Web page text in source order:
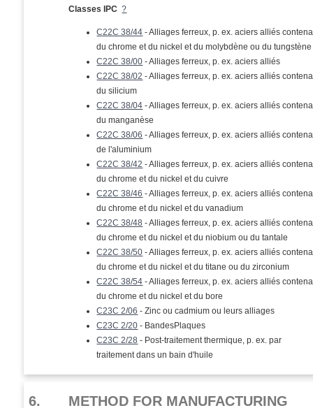
Classes IPC ?
C22C 38/44 - Alliages ferreux, p. ex. aciers alliés
du chrome et du nickel et du molybdène ou du tungstène
C22C 38/00 - Alliages ferreux, p. ex. aciers alliés
C22C 38/02 - Alliages ferreux, p. ex. aciers alliés
du silicium
C22C 38/04 - Alliages ferreux, p. ex. aciers alliés
du manganèse
C22C 38/06 - Alliages ferreux, p. ex. aciers alliés
de l'aluminium
C22C 38/42 - Alliages ferreux, p. ex. aciers alliés
du chrome et du nickel et du cuivre
C22C 38/46 - Alliages ferreux, p. ex. aciers alliés
du chrome et du nickel et du vanadium
C22C 38/48 - Alliages ferreux, p. ex. aciers alliés
du chrome et du nickel et du niobium ou du tantale
C22C 38/50 - Alliages ferreux, p. ex. aciers alliés
du chrome et du nickel et du titane ou du zirconium
C22C 38/54 - Alliages ferreux, p. ex. aciers alliés
du chrome et du nickel et du bore
C23C 2/06 - Zinc ou cadmium ou leurs alliages
C23C 2/20 - BandesPlaques
C23C 2/28 - Post-traitement thermique, p. ex. par
traitement dans un bain d'huile
6.
METHOD FOR MANUFACTURING